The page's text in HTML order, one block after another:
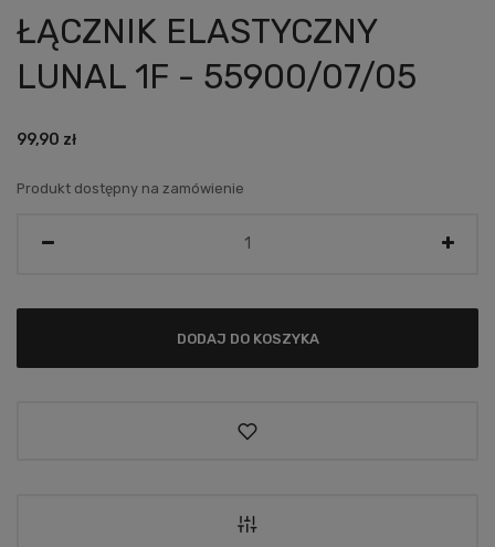
ŁĄCZNIK ELASTYCZNY
LUNAL 1F - 55900/07/05
99,90 zł
Produkt dostępny na zamówienie
DODAJ DO KOSZYKA